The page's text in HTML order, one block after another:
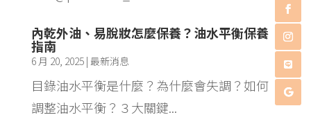
內乾外油、易脫妝怎麼保養？油水平衡保養
指南
6 月 20, 2025| 最新消息
目錄油水平衡是什麼？為什麼會失調？如何
調整油水平衡？３大關鍵...